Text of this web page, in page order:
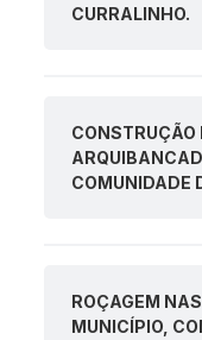
CURRALINHO.
CONSTRUÇÃO
COMUNIDADE
ROÇAGEM
MUNICÍPIO,